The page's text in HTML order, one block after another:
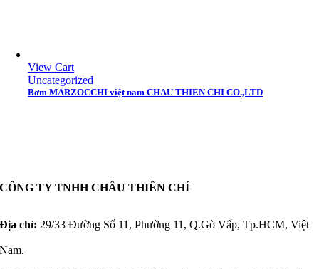
View Cart
Uncategorized
Bơm MARZOCCHI việt nam CHAU THIEN CHI CO.,LTD
CÔNG TY TNHH CHÂU THIÊN CHÍ
Địa chỉ: 29/33 Đường Số 11, Phường 11, Q.Gò Vấp, Tp.HCM, Việt
Nam.